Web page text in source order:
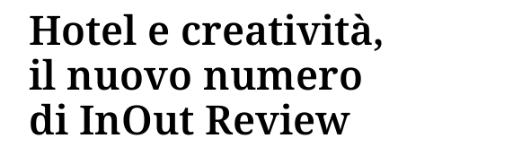
Hotel e creatività,
il nuovo numero
di InOut Review